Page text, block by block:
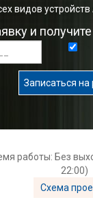
видов
и
Записаться на
работы: Без
22:00)
Схема